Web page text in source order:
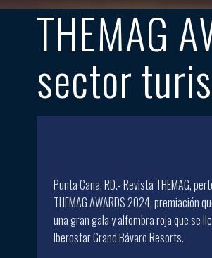
THEMAG
sector
Punta Cana, RD.- Revista THEMAG,
THEMAG AWARDS 2024, premiación
una gran gala y alfombra roja que se
Iberostar Grand Bávaro Resorts.